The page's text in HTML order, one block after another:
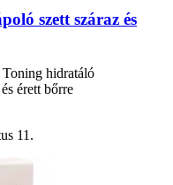
szett száraz és
hidratáló
érett bőrre
11.